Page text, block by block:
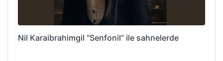
Nil Karaibrahimgil “Senfonil” ile sahnelerde